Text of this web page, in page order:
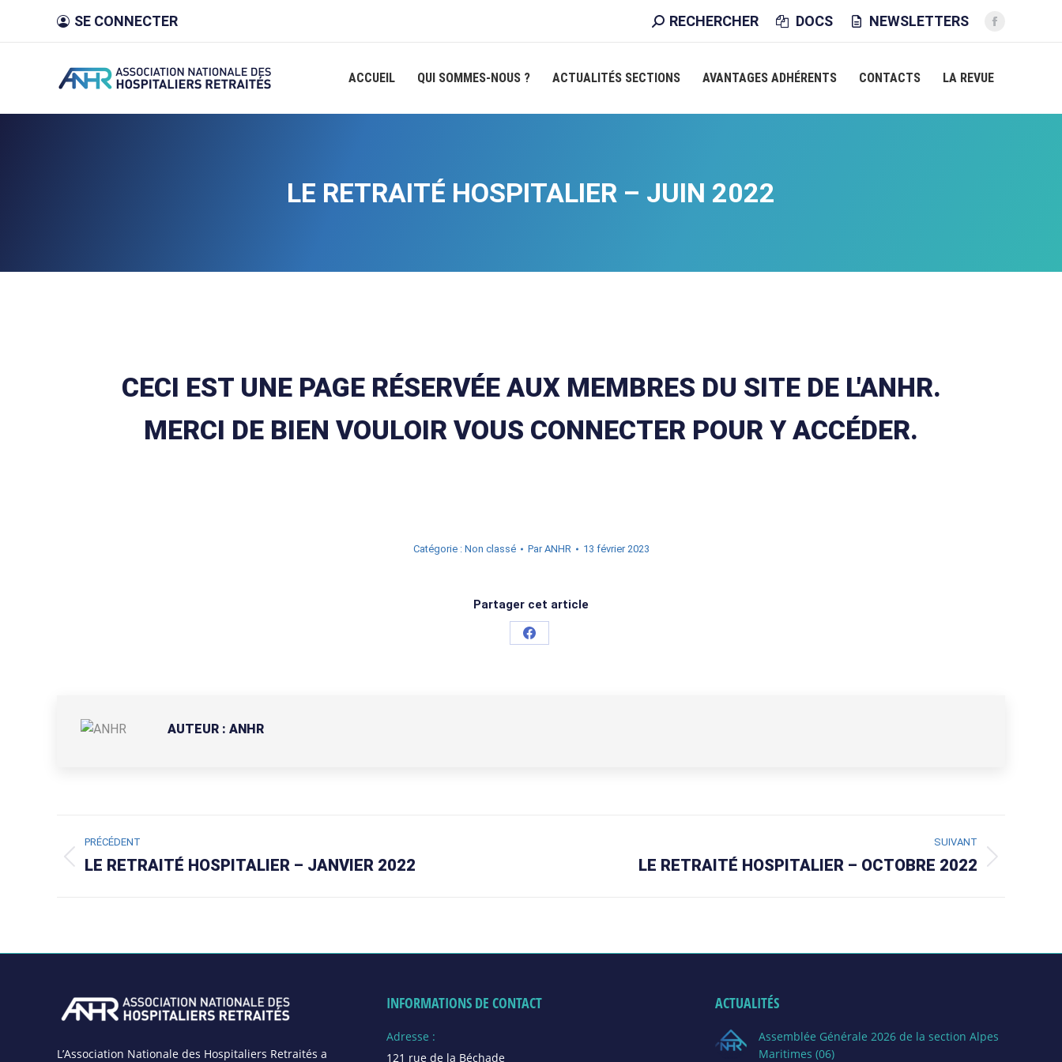
SE CONNECTER
RECHERCHE
RECHERCHER DOCS NEWSLETTERS
La
Facebook
dans
ACCUEIL QUI SOMMES-NOUS ? ACTUALITÉS SECTIONS AVANTAGES ADHÉRENTS CONTACTS LA REVUE
LE RETRAITÉ HOSPITALIER – JUIN 2022
CECI EST UNE PAGE RÉSERVÉE AUX MEMBRES DU SITE DE L'ANHR.
MERCI DE BIEN VOULOIR VOUS CONNECTER POUR Y ACCÉDER.
Catégorie : Non classé ParANHR 13 février 2023
Partager cet article
Partager
AUTEUR : ANHR
NAVIGATION
ARTICLE
PRÉCÉDENT
Article
LE RETRAITÉ HOSPITALIER – JANVIER 2022
SUIVANT
LE RETRAITÉ HOSPITALIER – OCTOBRE 2022
L’Association Nationale des Hospitaliers Retraités a
INFORMATIONS DE CONTACT
Adresse :
121 rue de la Béchade
ACTUALITÉS
Assemblée Générale 2026 de la section Alpes
Maritimes (06)